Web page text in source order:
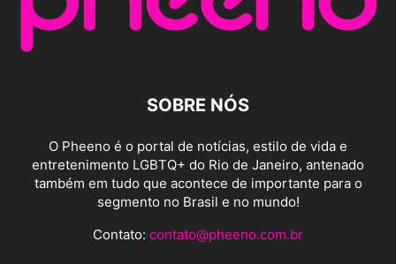
SOBRE NÓS
O Pheeno é o portal de notícias, estilo de vida e
entretenimento LGBTQ+ do Rio de Janeiro, antenado
também em tudo que acontece de importante para o
segmento no Brasil e no mundo!
Contato: contato@pheeno.com.br